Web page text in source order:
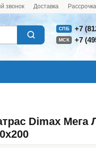
звонок Доставка
СПБ +7
МСК +7
Dimax Мега